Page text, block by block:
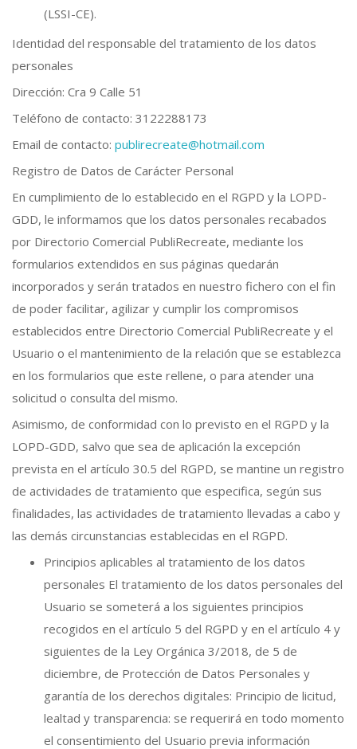
(LSSI-CE).
Identidad del responsable del tratamiento de los datos
personales
Dirección: Cra 9 Calle 51
Teléfono de contacto: 3122288173
Email de contacto: publirecreate@hotmail.com
Registro de Datos de Carácter Personal
En cumplimiento de lo establecido en el RGPD y la LOPD-
GDD, le informamos que los datos personales recabados
por Directorio Comercial PubliRecreate, mediante los
formularios extendidos en sus páginas quedarán
incorporados y serán tratados en nuestro fichero con el fin
de poder facilitar, agilizar y cumplir los compromisos
establecidos entre Directorio Comercial PubliRecreate y el
Usuario o el mantenimiento de la relación que se establezca
en los formularios que este rellene, o para atender una
solicitud o consulta del mismo.
Asimismo, de conformidad con lo previsto en el RGPD y la
LOPD-GDD, salvo que sea de aplicación la excepción
prevista en el artículo 30.5 del RGPD, se mantine un registro
de actividades de tratamiento que especifica, según sus
finalidades, las actividades de tratamiento llevadas a cabo y
las demás circunstancias establecidas en el RGPD.
Principios aplicables al tratamiento de los datos
personales El tratamiento de los datos personales del
Usuario se someterá a los siguientes principios
recogidos en el artículo 5 del RGPD y en el artículo 4 y
siguientes de la Ley Orgánica 3/2018, de 5 de
diciembre, de Protección de Datos Personales y
garantía de los derechos digitales: Principio de licitud,
lealtad y transparencia: se requerirá en todo momento
el consentimiento del Usuario previa información